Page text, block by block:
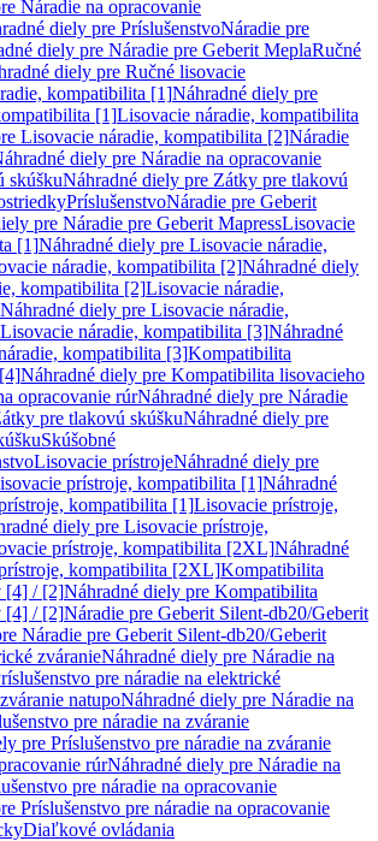
Náradie na opracovanie
diely pre PríslušenstvoNáradie pre
diely pre Náradie pre Geberit MeplaRučné
diely pre Ručné lisovacie
kompatibilita [1]Náhradné diely pre
[1]Lisovacie náradie, kompatibilita
Lisovacie náradie, kompatibilita [2]Náradie
diely pre Náradie na opracovanie
skúškuNáhradné diely pre Zátky pre tlakovú
PríslušenstvoNáradie pre Geberit
pre Náradie pre Geberit MapressLisovacie
[1]Náhradné diely pre Lisovacie náradie,
náradie, kompatibilita [2]Náhradné diely
kompatibilita [2]Lisovacie náradie,
Náhradné diely pre Lisovacie náradie,
Lisovacie náradie, kompatibilita [3]Náhradné
kompatibilita [3]Kompatibilita
Náhradné diely pre Kompatibilita lisovacieho
opracovanie rúrNáhradné diely pre Náradie
pre tlakovú skúškuNáhradné diely pre
Skúšobné
Lisovacie prístrojeNáhradné diely pre
prístroje, kompatibilita [1]Náhradné
kompatibilita [1]Lisovacie prístroje,
diely pre Lisovacie prístroje,
prístroje, kompatibilita [2XL]Náhradné
kompatibilita [2XL]Kompatibilita
[4] / [2]Náhradné diely pre Kompatibilita
[4] / [2]Náradie pre Geberit Silent-db20/Geberit
Náradie pre Geberit Silent-db20/Geberit
zváranieNáhradné diely pre Náradie na
pre náradie na elektrické
natupoNáhradné diely pre Náradie na
pre náradie na zváranie
pre Príslušenstvo pre náradie na zváranie
rúrNáhradné diely pre Náradie na
pre náradie na opracovanie
Príslušenstvo pre náradie na opracovanie
Diaľkové ovládania